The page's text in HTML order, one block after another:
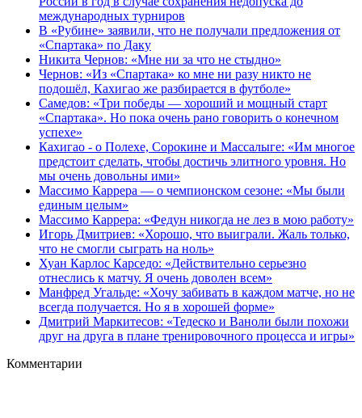
международных турниров
В «Рубине» заявили, что не получали предложения от
«Спартака» по Даку
Никита Чернов: «Мне ни за что не стыдно»
Чернов: «Из «Спартака» ко мне ни разу никто не
подошёл, Кахигао же разбирается в футболе»
Самедов: «Три победы — хороший и мощный старт
«Спартака». Но пока очень рано говорить о конечном
успехе»
Кахигао - о Полехе, Сорокине и Массалыге: «Им многое
предстоит сделать, чтобы достичь элитного уровня. Но
мы очень довольны ими»
Массимо Каррера — о чемпионском сезоне: «Мы были
единым целым»
Массимо Каррера: «Федун никогда не лез в мою работу»
Игорь Дмитриев: «Хорошо, что выиграли. Жаль только,
что не смогли сыграть на ноль»
Хуан Карлос Карседо: «Действительно серьезно
отнеслись к матчу. Я очень доволен всем»
Манфред Угальде: «Хочу забивать в каждом матче, но не
всегда получается. Но я в хорошей форме»
Дмитрий Маркитесов: «Тедеско и Ваноли были похожи
друг на друга в плане тренировочного процесса и игры»
Комментарии